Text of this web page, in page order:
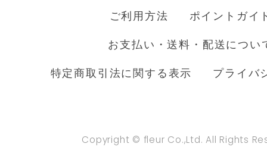
ご利用方法 ポイントガイ
お支払い・送料・配送につい
特定商取引法に関する表示 プライバ
Copyright © fleur Co.,Ltd. All Rights